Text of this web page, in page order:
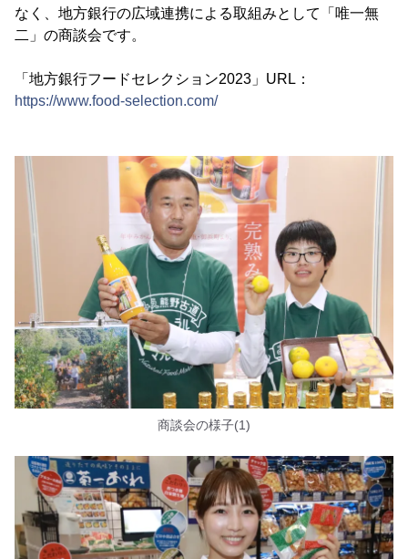
なく、地方銀行の広域連携による取組みとして「唯一無
二」の商談会です。
「地方銀行フードセレクション2023」URL：
https://www.food-selection.com/
商談会の様子(1)